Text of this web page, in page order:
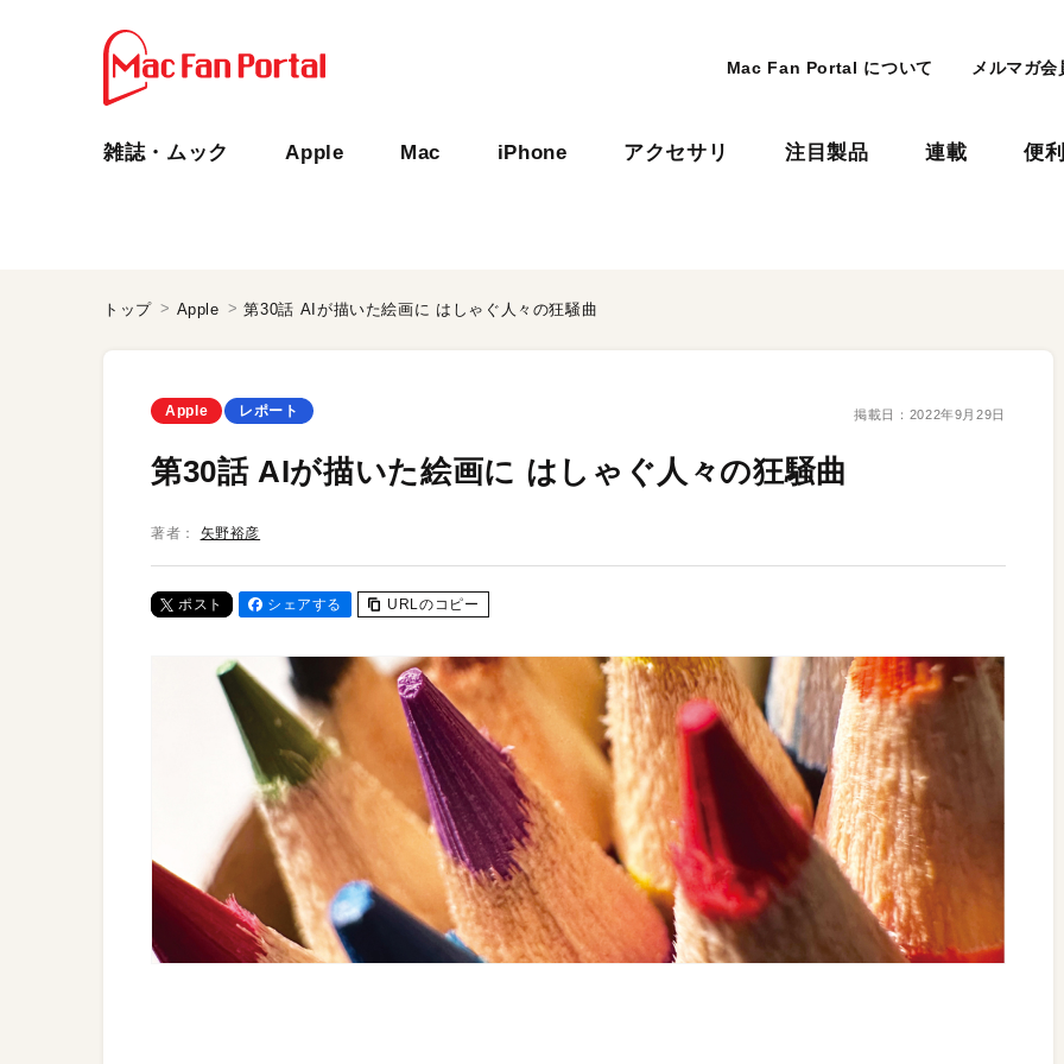
Mac Fan Portal について メルマガ会
雑誌・ムック Apple Mac iPhone アクセサリ 注目製品 連載 便
トップ Apple 第30話 AIが描いた絵画に はしゃぐ人々の狂騒曲
Apple レポート 掲載日： 2022年9月29日
第30話 AIが描いた絵画に はしゃぐ人々の狂騒曲
著者： 矢野裕彦
ポスト シェアする URLのコピー